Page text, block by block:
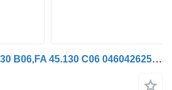
Vstřik paliva FA 45.130 B06,FA 45.130 C06 0460426254 pro nákladní auta DAF 45